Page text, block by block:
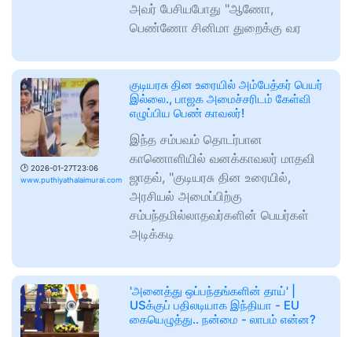
அவர் பேசியபோது "ஆணோ,
பெண்ணோ சினிமா துறைக்கு வர
🕑 2026-01-27T23:06
www.puthiyathalaimurai.com
குடியரசு தின உரையில் அம்பேத்கர் பெயர்
இல்லை., பாஜக அமைச்சரிடம் கேள்வி
எழுப்பிய பெண் காவலர்!
இந்த சம்பவம் தொடர்பான
காணொளியில் வனக்காவலர் மாதவி
ஜாதவ், "குடியரசு தின உரையில்,
அரசியல் அமைப்பிற்கு
சம்பந்தமில்லாதவர்களின் பெயர்கள்
அடிக்கடி
'அனைத்து ஒப்பந்தங்களின் தாய்' |
USக்குப் பதிலடியாக இந்தியா - EU
கையெழுத்து.. நன்மை - லாபம் என்ன?